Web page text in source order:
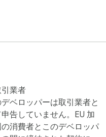
業者
デベロッパーは取引業者と
申告していません。EU 加
の消費者とこのデベロッパ